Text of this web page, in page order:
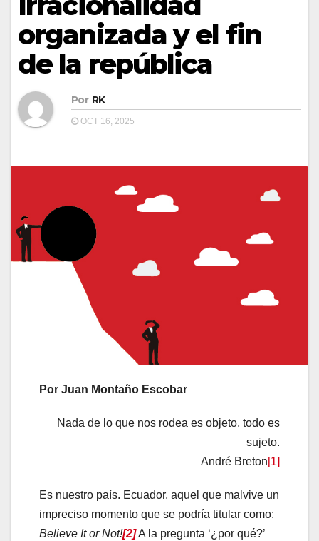
organizada y el fin
de la república
Por RK
OCT 16, 2025
Por Juan Montaño Escobar
Nada de lo que nos rodea es objeto, todo es
sujeto.
André Breton[1]
Es nuestro país. Ecuador, aquel que malvive un
impreciso momento que se podría titular como:
Believe It or Not![2]A la pregunta ‘¿por qué?’